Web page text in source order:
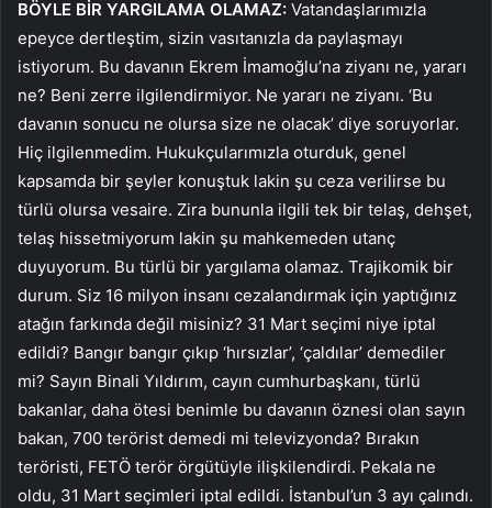
BÖYLE BİR YARGILAMA OLAMAZ: Vatandaşlarımızla
epeyce dertleştim, sizin vasıtanızla da paylaşmayı
istiyorum. Bu davanın Ekrem İmamoğlu’na ziyanı ne, yararı
ne? Beni zerre ilgilendirmiyor. Ne yararı ne ziyanı. ‘Bu
davanın sonucu ne olursa size ne olacak’ diye soruyorlar.
Hiç ilgilenmedim. Hukukçularımızla oturduk, genel
kapsamda bir şeyler konuştuk lakin şu ceza verilirse bu
türlü olursa vesaire. Zira bununla ilgili tek bir telaş, dehşet,
telaş hissetmiyorum lakin şu mahkemeden utanç
duyuyorum. Bu türlü bir yargılama olamaz. Trajikomik bir
durum. Siz 16 milyon insanı cezalandırmak için yaptığınız
atağın farkında değil misiniz? 31 Mart seçimi niye iptal
edildi? Bangır bangır çıkıp ‘hırsızlar’, ‘çaldılar’ demediler
mi? Sayın Binali Yıldırım, cayın cumhurbaşkanı, türlü
bakanlar, daha ötesi benimle bu davanın öznesi olan sayın
bakan, 700 terörist demedi mi televizyonda? Bırakın
teröristi, FETÖ terör örgütüyle ilişkilendirdi. Pekala ne
oldu, 31 Mart seçimleri iptal edildi. İstanbul’un 3 ayı çalındı.